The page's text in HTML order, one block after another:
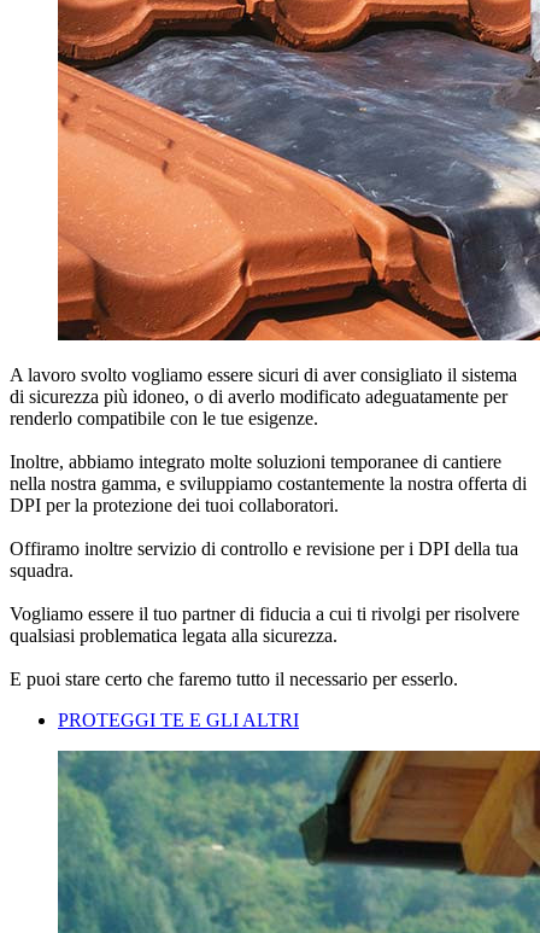
A lavoro svolto vogliamo essere sicuri di aver consigliato il sistema
di sicurezza più idoneo, o di averlo modificato adeguatamente per
renderlo compatibile con le tue esigenze.
​Inoltre, abbiamo integrato molte soluzioni temporanee di cantiere
nella nostra gamma, e sviluppiamo costantemente la nostra offerta di
DPI per la protezione dei tuoi collaboratori.
Offiramo inoltre servizio di controllo e revisione per i DPI della tua
squadra.
Vogliamo essere il tuo partner di fiducia a cui ti rivolgi per risolvere
qualsiasi problematica legata alla sicurezza.
E puoi stare certo che faremo tutto il necessario per esserlo.
PROTEGGI TE E GLI ALTRI